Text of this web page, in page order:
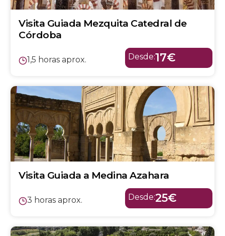
Visita Guiada Mezquita Catedral de
Córdoba
1,5 horas aprox. Desde:17€
Visita Guiada a Medina Azahara
3 horas aprox. Desde:25€